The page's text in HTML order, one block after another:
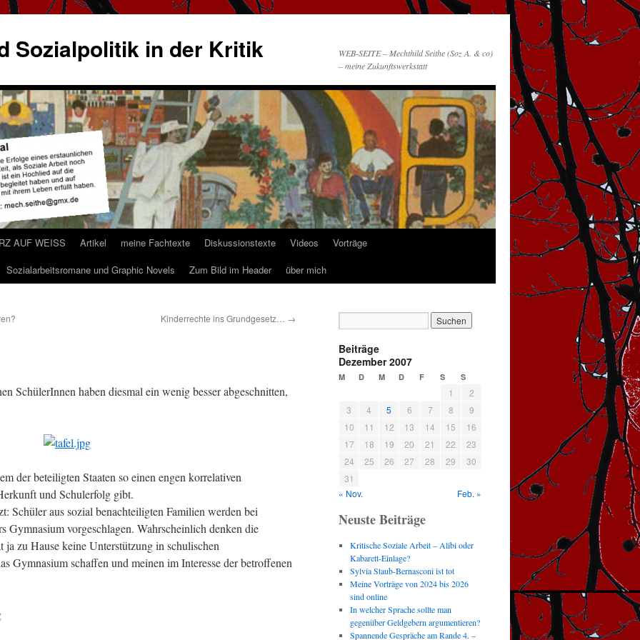
Sozialpolitik in der Kritik
WEB-SEITE – Mechthild Seithe (Soz A. & co)
– meine Zukunftswerkstatt
AUF WEISS Artikel meine Fachtexte Diskussionstexte Videos
Vorträge
Sozialarbeitsromane und Graphic Novels
Zum Bild im Header über mich
Kinderrechte ins Grundgesetz… →
SchülerInnen haben diesmal ein wenig besser abgeschnitten,
der beteiligten Staaten so einen engen korrelativen
und Schulerfolg gibt.
Schüler aus sozial benachteiligten Familien werden bei
Gymnasium vorgeschlagen. Wahrscheinlich denken die
ja zu Hause keine Unterstützung in schulischen
Gymnasium schaffen und meinen im Interesse der betroffenen
Beiträge
Dezember 2007
M D M D F S S
1
2
3
4 5 6 7 8
9
10
11 12 13 14 15
16
17
18 19 20 21 22
23
24
25 26 27 28 29
30
31
« Nov.
Feb. »
Neuste Beiträge
Kritische Soziale Arbeit – Alibi oder
Kabarett-Einlage?
Sylvia Staub-Bernasconi ist tot
Meine Vorträge von 2024 bis 2026
sind online
In welcher Sprache sollte man
gegenüber Geldgebern argumentieren?
Spannende Gespräche am Rande 4. –